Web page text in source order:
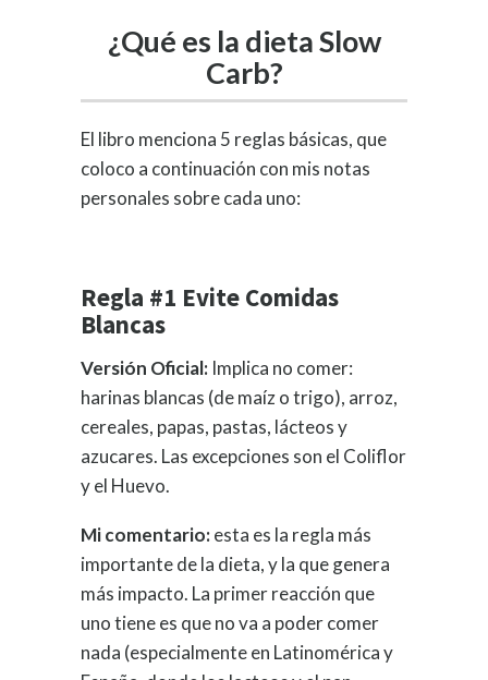
¿Qué es la dieta Slow
Carb?
El libro menciona 5 reglas básicas, que
coloco a continuación con mis notas
personales sobre cada uno:
Regla #1 Evite Comidas
Blancas
Versión Oficial: Implica no comer:
harinas blancas (de maíz o trigo), arroz,
cereales, papas, pastas, lácteos y
azucares. Las excepciones son el Coliflor
y el Huevo.
Mi comentario:esta es la regla más
importante de la dieta, y la que genera
más impacto. La primer reacción que
uno tiene es que no va a poder comer
nada (especialmente en Latinomérica y